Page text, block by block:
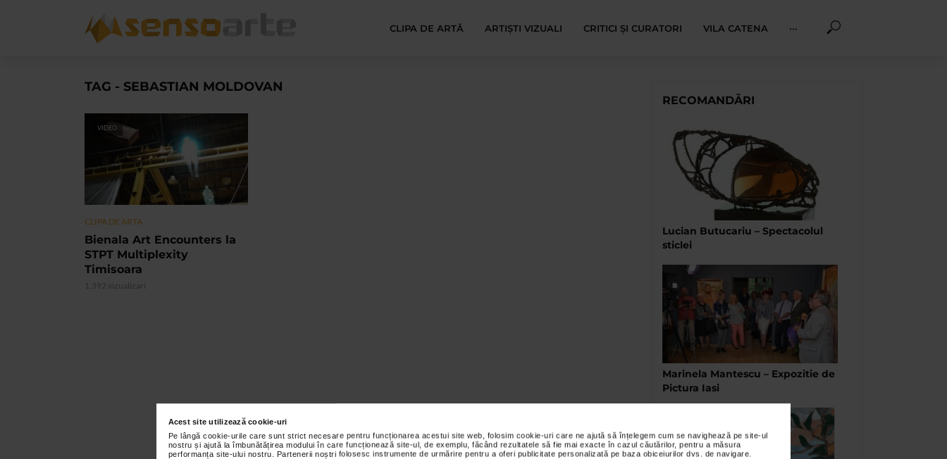
Acest site utilizează cookie-uri
Pe lângă cookie-urile care sunt strict necesare pentru funcționarea acestui site web, folosim cookie-uri care ne ajută să înțelegem cum se navighează pe site-ul
nostru și ajută la îmbunătățirea modului în care funcționează site-ul, de exemplu, făcând rezultatele să fie mai exacte în cazul căutărilor, pentru a măsura
performanța site-ului nostru. Partenerii noștri folosesc instrumente de urmărire pentru a oferi publicitate personalizată pe baza obiceiurilor dvs. de navigare.
CLIPA DE ARTĂ ARTIȘTI VIZUALI CRITICI ȘI CURATORI VILA CATENA ···
TAG - SEBASTIAN MOLDOVAN
VIDEO
CLIPA DE ARTA
Bienala Art Encounters la
STPT Multiplexity
Timisoara
1.392 vizualizari
RECOMANDĂRI
Lucian Butucariu – Spectacolul
sticlei
Marinela Mantescu – Expozitie de
Pictura Iasi